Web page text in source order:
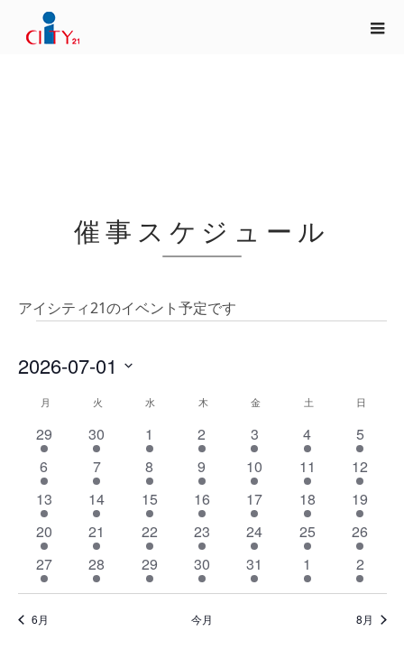
催事スケジュール
アイシティ21のイベント予定です
イ
ベ
ン
ト
2026-07-01
ベ
の
カ
レ
ダ
ー
月 火 水 木 金 土 日
3
イ
ベ
ン
ト
29
3
イ
ベ
ン
ト
30
3
イ
ベ
ン
ト
1
3
イ
ベ
ン
ト
2
3
イ
ベ
ン
ト
3
4
イ
ベ
ン
ト
4
4
イ
ベ
ン
ト
5
3
イ
ベ
ン
ト
6
3
イ
ベ
ン
ト
7
3
イ
ベ
ン
ト
8
4
イ
ベ
ン
ト
9
4
イ
ベ
ン
ト
10
5
イ
ベ
ン
ト
11
4
イ
ベ
ン
ト
12
3
イ
ベ
ン
ト
13
3
イ
ベ
ン
ト
14
5
イ
ベ
ン
ト
15
4
イ
ベ
ン
ト
16
5
イ
ベ
ン
ト
17
6
イ
ベ
ン
ト
18
6
イ
ベ
ン
ト
19
6
イ
ベ
ン
ト
20
3
イ
ベ
ン
21
3
イ
ベ
ン
22
3
イ
ベ
ン
ト
23
3
イ
ベ
ン
24
4
イ
ベ
ン
25
4
イ
ベ
ン
ト
26
3
イ
ン
27
3
イ
28
3
イ
29
4
イ
ン
30
5
イ
31
5
イ
1
5
イ
ン
2
6月 今月 8月